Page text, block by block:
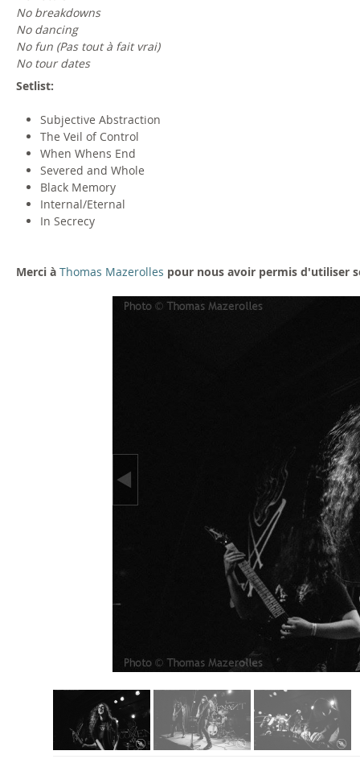
No breakdowns
No dancing
No fun (Pas tout à fait vrai)
No tour dates
Setlist:
Subjective Abstraction
The Veil of Control
When Whens End
Severed and Whole
Black Memory
Internal/Eternal
In Secrecy
Merci à Thomas Mazerolles pour nous avoir permis d'utiliser